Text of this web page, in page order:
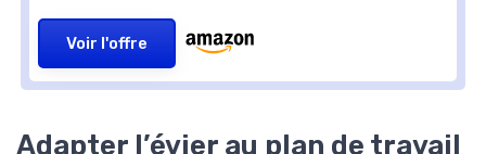
Voir l'offre
Adapter l’évier au plan de travail